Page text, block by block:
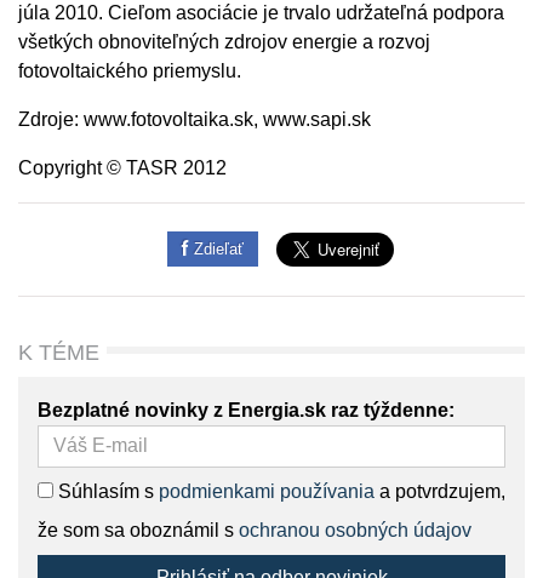
júla 2010. Cieľom asociácie je trvalo udržateľná podpora
všetkých obnoviteľných zdrojov energie a rozvoj
fotovoltaického priemyslu.
Zdroje: www.fotovoltaika.sk, www.sapi.sk
Copyright © TASR 2012
Zdieľať
K TÉME
Bezplatné novinky z Energia.sk raz týždenne:
Súhlasím s podmienkami používania a potvrdzujem,
že som sa oboznámil s ochranou osobných údajov